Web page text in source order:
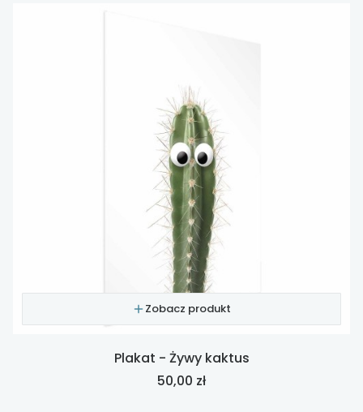
Zobacz produkt
Plakat - Żywy kaktus
Cena
50,00 zł